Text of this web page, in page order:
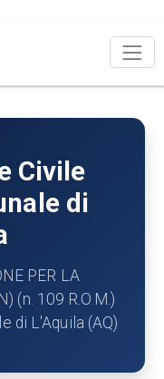
Civile
di
PER LA
(n. 109 R.O.M.)
di L'Aquila (AQ)